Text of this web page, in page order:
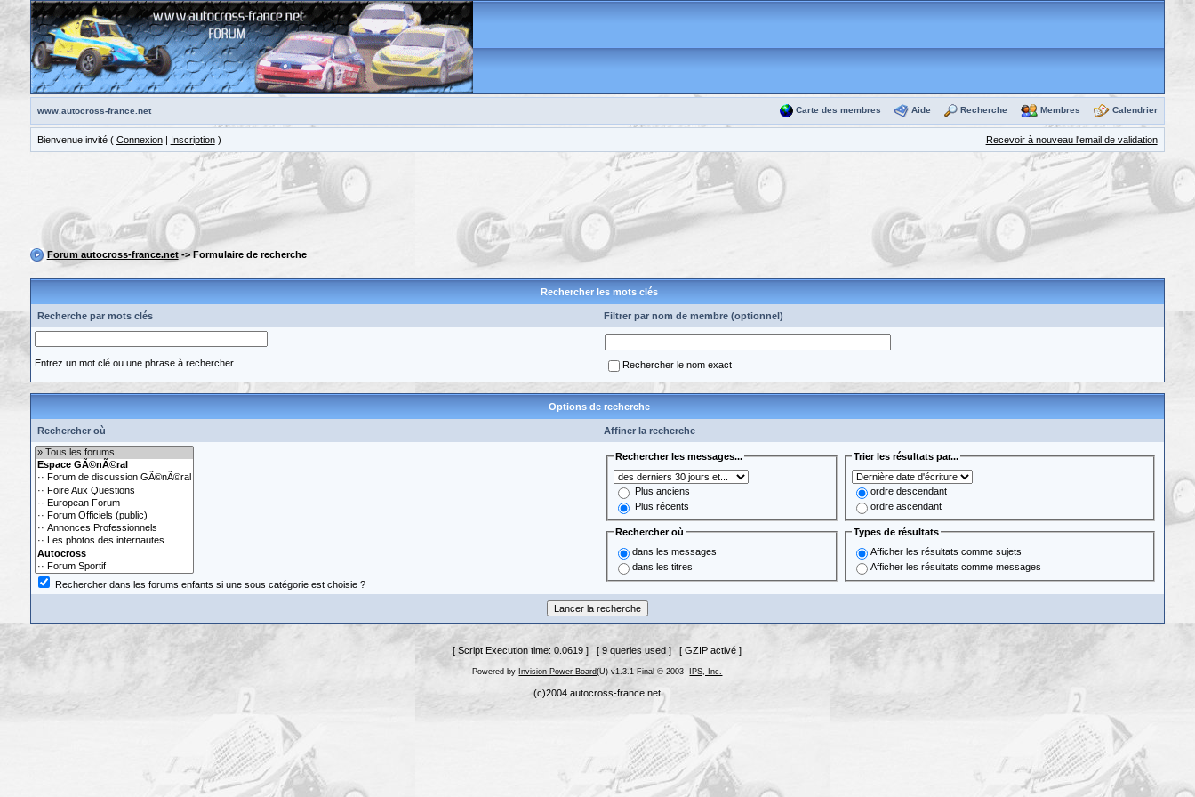
www.autocross-france.net Carte des membres Aide Recherche Membres Calendrier
Bienvenue invité ( Connexion| Inscription) Recevoir à nouveau l'email de validation
Forum autocross-france.net-> Formulaire de recherche
Rechercher les mots clés
Recherche par mots clés Filtrer par nom de membre (optionnel)
Entrez un mot clé ou une phrase à rechercher Rechercher le nom exact
Options de recherche
Rechercher où Affiner la recherche
Rechercher dans les forums enfants si une sous catégorie est choisie ?
Rechercher les messages...
Plus anciens
Plus récents
Trier les résultats par...
ordre descendant
ordre ascendant
Rechercher où
dans les messages
dans les titres
Types de résultats
Afficher les résultats comme sujets
Afficher les résultats comme messages
[ Script Execution time: 0.0619 ] [ 9 queries used ] [ GZIP activé ]
Powered by Invision Power Board(U) v1.3.1 Final © 2003 IPS, Inc.
(c)2004 autocross-france.net